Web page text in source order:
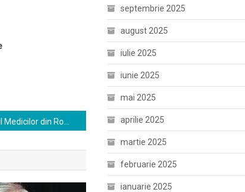
septembrie 2025
august 2025
iulie 2025
iunie 2025
mai 2025
aprilie 2025
martie 2025
februarie 2025
ianuarie 2025